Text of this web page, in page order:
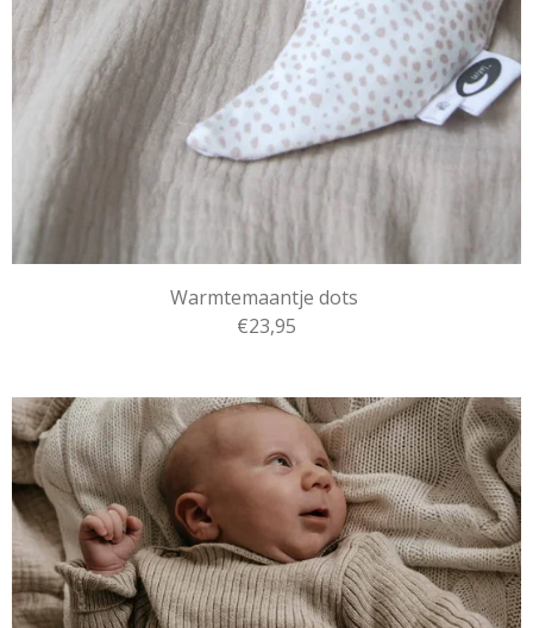
Warmtemaantje dots
€23,95